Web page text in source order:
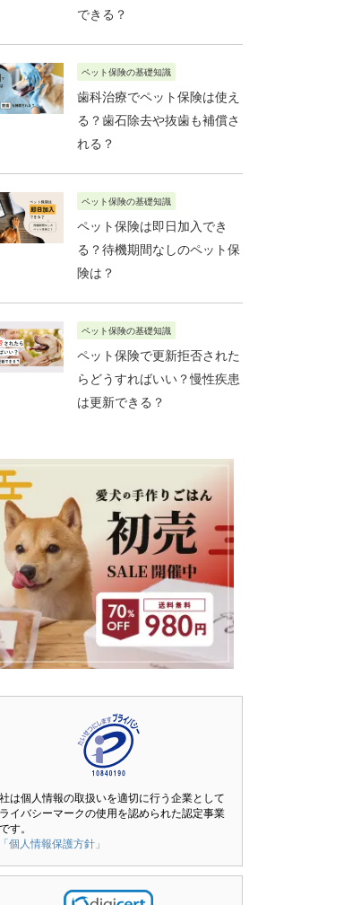
できる？
ペット保険の基礎知識
歯科治療でペット保険は使え
る？歯石除去や抜歯も補償さ
れる？
ペット保険の基礎知識
ペット保険は即日加入でき
る？待機期間なしのペット保
険は？
ペット保険の基礎知識
ペット保険で更新拒否された
らどうすればいい？慢性疾患
は更新できる？
は個人情報の取扱いを適切に行う企業として
イバシーマークの使用を認められた認定事業
す。
個人情報保護方針」